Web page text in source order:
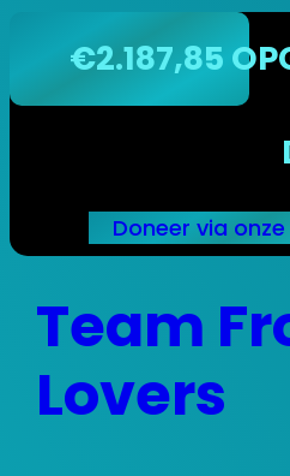
€2.187,85
Doneer via
naar
inhoud
Team
Lovers